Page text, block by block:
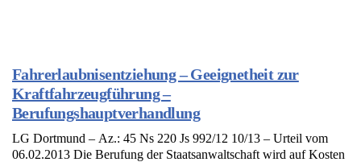
Fahrerlaubnisentziehung – Geeignetheit zur
Kraftfahrzeugführung –
Berufungshauptverhandlung
LG Dortmund – Az.: 45 Ns 220 Js 992/12 10/13 – Urteil vom
06.02.2013 Die Berufung der Staatsanwaltschaft wird auf Kosten